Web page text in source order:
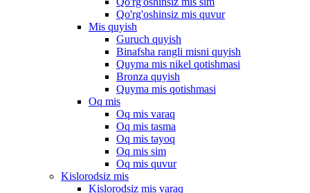
Qo'rg'oshinsiz mis quvur
Mis quyish
Guruch quyish
Binafsha rangli misni quyish
Quyma mis nikel qotishmasi
Bronza quyish
Quyma mis qotishmasi
Oq mis
Oq mis varaq
Oq mis tasma
Oq mis tayoq
Oq mis sim
Oq mis quvur
Kislorodsiz mis
Kislorodsiz mis varaq